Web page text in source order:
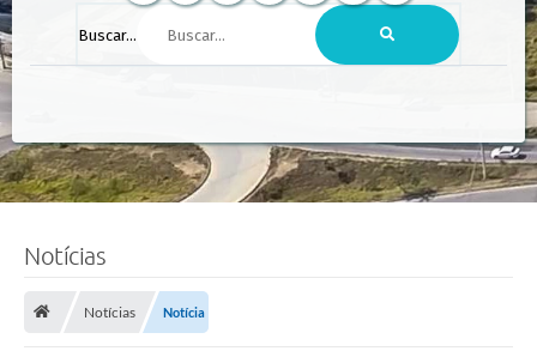
Buscar...
Notícias
Notícias Notícia